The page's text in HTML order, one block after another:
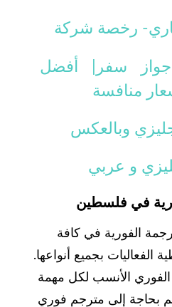
رخصة شركة
سفر| أفضل
منافسة
وبالعكس
و عربي
في فلسطين
الفورية في كافة
الفعاليات بجميع أنواعها.
الفوري الأنسب لكل مهمة
بحاجة إلى مترجم فوري